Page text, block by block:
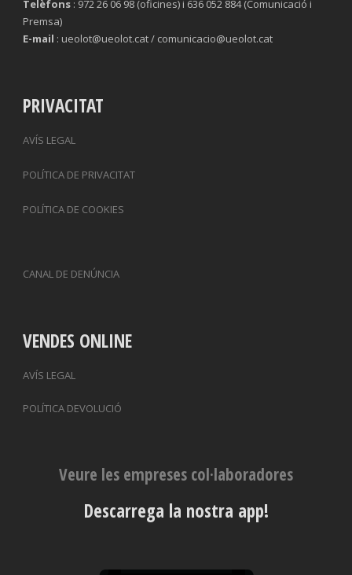
Telèfons : 972 26 06 98 (oficines) i 636 052 884 (Comunicació i
Premsa)
E-mail : ueolot@ueolot.cat / comunicacio@ueolot.cat
PRIVACITAT
AVÍS LEGAL
POLÍTICA DE PRIVACITAT
POLÍTICA DE COOKIES
CANAL DE DENÚNCIA
VENDES ONLINE
AVÍS LEGAL
POLÍTICA DEVOLUCIÓ
Veure les empreses col·laboradores
Descarrega la nostra app!